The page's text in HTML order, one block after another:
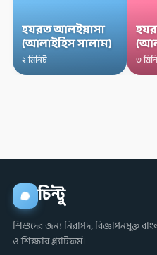
হযরত আলইয়াসা
(আলাইহিস সালাম)
২ মিনিট ৩
চিন্টু
শিশুদের জন্য নিরাপদ, বিজ্ঞাপনমুক্ত
ও শিক্ষার প্ল্যাটফর্ম।